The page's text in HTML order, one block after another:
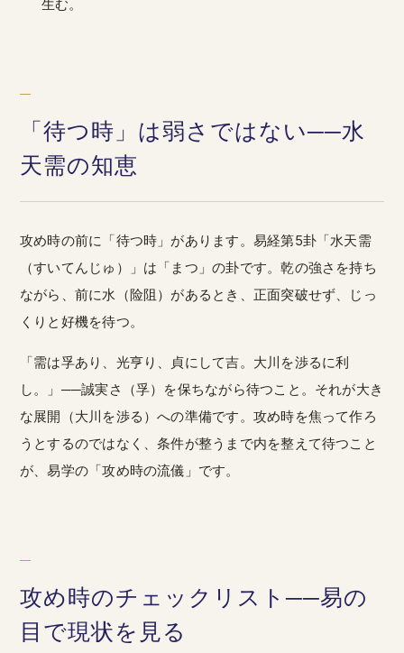
生む。
「待つ時」は弱さではない──水
天需の知恵
攻め時の前に「待つ時」があります。易経第5卦「水天需
（すいてんじゅ）」は「まつ」の卦です。乾の強さを持ち
ながら、前に水（险阻）があるとき、正面突破せず、じっ
くりと好機を待つ。
「需は孚あり、光亨り、貞にして吉。大川を渉るに利
し。」──誠実さ（孚）を保ちながら待つこと。それが大き
な展開（大川を渉る）への準備です。攻め時を焦って作ろ
うとするのではなく、条件が整うまで内を整えて待つこと
が、易学の「攻め時の流儀」です。
攻め時のチェックリスト──易の
目で現状を見る